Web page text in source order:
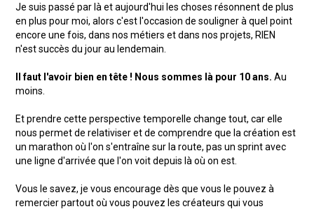
Je suis passé par là et aujourd'hui les choses résonnent de plus
en plus pour moi, alors c'est l'occasion de souligner à quel point
encore une fois, dans nos métiers et dans nos projets, RIEN
n'est succès du jour au lendemain.
Il faut l'avoir bien en tête ! Nous sommes là pour 10 ans. Au
moins.
Et prendre cette perspective temporelle change tout, car elle
nous permet de relativiser et de comprendre que la création est
un marathon où l'on s'entraîne sur la route, pas un sprint avec
une ligne d'arrivée que l'on voit depuis là où on est.
Vous le savez, je vous encourage dès que vous le pouvez à
remercier partout où vous pouvez les créateurs qui vous